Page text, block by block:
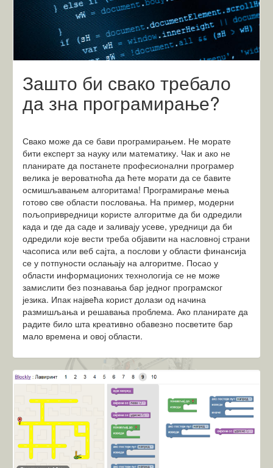
Зашто би свако требало
да зна програмирање?
Свако може да се бави програмирањем. Не морате
бити експерт за науку или математику. Чак и ако не
планирате да постанете професионални програмер
велика је вероватноћа да ћете морати да се бавите
осмишљавањем алгоритама! Програмирање мења
готово све области пословања. На пример, модерни
пољопривредници користе алгоритме да би одредили
када и где да саде и заливају усеве, уредници да би
одредили које вести треба објавити на насловној страни
часописа или веб сајта, а послови у области финансија
се у потпуности ослањају на алгоритме. Посао у
области информационих технологија се не може
замислити без познавања бар једног програмског
језика. Ипак највећа корист долази од начина
размишљања и решавања проблема. Ако планирате да
радите било шта креативно обавезно посветите бар
мало времена и овој области.